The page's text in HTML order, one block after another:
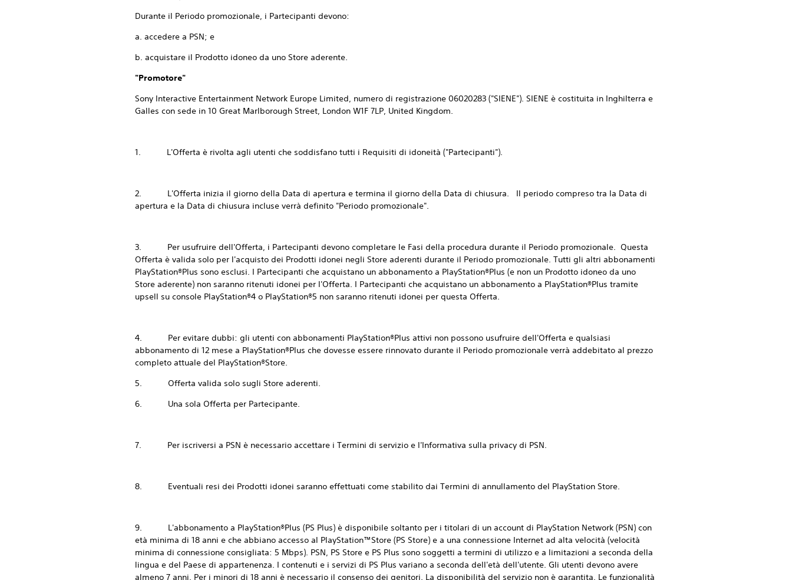
Durante il Periodo promozionale, i Partecipanti devono:
a. accedere a PSN; e
b. acquistare il Prodotto idoneo da uno Store aderente.
"Promotore"
Sony Interactive Entertainment Network Europe Limited, numero di registrazione 06020283 ("SIENE"). SIENE è costituita in Inghilterra e
Galles con sede in 10 Great Marlborough Street, London W1F 7LP, United Kingdom.
1. L'Offerta è rivolta agli utenti che soddisfano tutti i Requisiti di idoneità ("Partecipanti").
2. L'Offerta inizia il giorno della Data di apertura e termina il giorno della Data di chiusura. Il periodo compreso tra la Data di
apertura e la Data di chiusura incluse verrà definito "Periodo promozionale".
3. Per usufruire dell'Offerta, i Partecipanti devono completare le Fasi della procedura durante il Periodo promozionale. Questa
Offerta è valida solo per l'acquisto dei Prodotti idonei negli Store aderenti durante il Periodo promozionale. Tutti gli altri abbonamenti
PlayStation®Plus sono esclusi. I Partecipanti che acquistano un abbonamento a PlayStation®Plus (e non un Prodotto idoneo da uno
Store aderente) non saranno ritenuti idonei per l'Offerta. I Partecipanti che acquistano un abbonamento a PlayStation®Plus tramite
upsell su console PlayStation®4 o PlayStation®5 non saranno ritenuti idonei per questa Offerta.
4. Per evitare dubbi: gli utenti con abbonamenti PlayStation®Plus attivi non possono usufruire dell'Offerta e qualsiasi
abbonamento di 12 mese a PlayStation®Plus che dovesse essere rinnovato durante il Periodo promozionale verrà addebitato al prezzo
completo attuale del PlayStation®Store.
5. Offerta valida solo sugli Store aderenti.
6. Una sola Offerta per Partecipante.
7. Per iscriversi a PSN è necessario accettare i Termini di servizio e l'Informativa sulla privacy di PSN.
8. Eventuali resi dei Prodotti idonei saranno effettuati come stabilito dai Termini di annullamento del PlayStation Store.
9. L'abbonamento a PlayStation®Plus (PS Plus) è disponibile soltanto per i titolari di un account di PlayStation Network (PSN) con
età minima di 18 anni e che abbiano accesso al PlayStation™Store (PS Store) e a una connessione Internet ad alta velocità (velocità
minima di connessione consigliata: 5 Mbps). PSN, PS Store e PS Plus sono soggetti a termini di utilizzo e a limitazioni a seconda della
lingua e del Paese di appartenenza. I contenuti e i servizi di PS Plus variano a seconda dell'età dell'utente. Gli utenti devono avere
almeno 7 anni. Per i minori di 18 anni è necessario il consenso dei genitori. La disponibilità del servizio non è garantita. Le funzionalità